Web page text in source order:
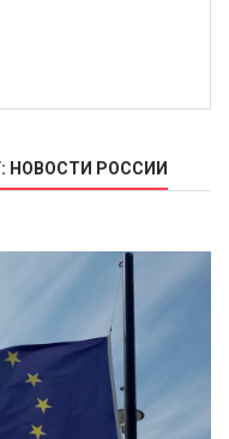
НОВОСТИ РОССИИ